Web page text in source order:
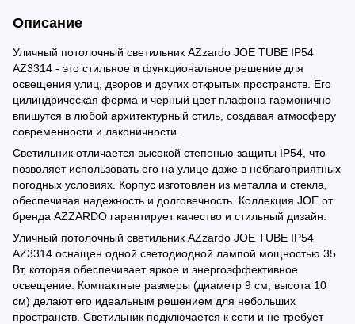
Описание
Уличный потолочный светильник AZzardo JOE TUBE IP54
AZ3314 - это стильное и функциональное решение для
освещения улиц, дворов и других открытых пространств. Его
цилиндрическая форма и черный цвет плафона гармонично
впишутся в любой архитектурный стиль, создавая атмосферу
современности и лаконичности.
Светильник отличается высокой степенью защиты IP54, что
позволяет использовать его на улице даже в неблагоприятных
погодных условиях. Корпус изготовлен из металла и стекла,
обеспечивая надежность и долговечность. Коллекция JOE от
бренда AZZARDO гарантирует качество и стильный дизайн.
Уличный потолочный светильник AZzardo JOE TUBE IP54
AZ3314 оснащен одной светодиодной лампой мощностью 35
Вт, которая обеспечивает яркое и энергоэффективное
освещение. Компактные размеры (диаметр 9 см, высота 10
см) делают его идеальным решением для небольших
пространств. Светильник подключается к сети и не требует